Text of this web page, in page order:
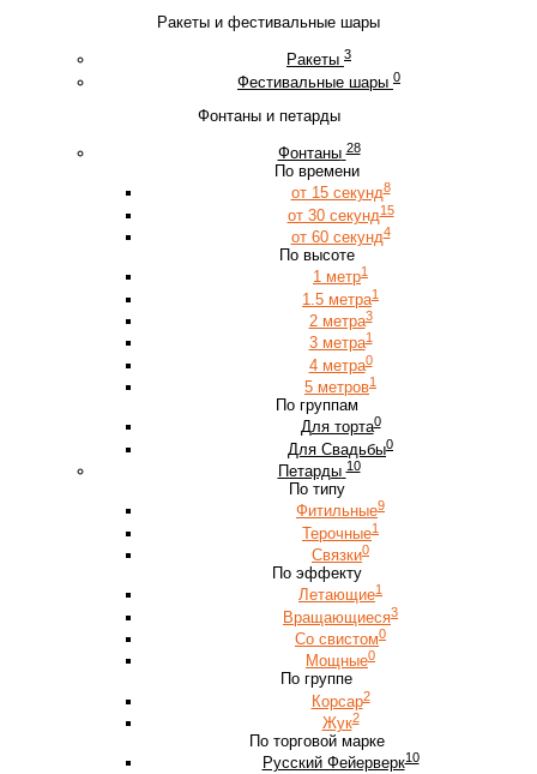
Ракеты и фестивальные шары
Ракеты 3
Фестивальные шары 0
Фонтаны и петарды
Фонтаны 28
По времени
от 15 секунд8
от 30 секунд15
от 60 секунд4
По высоте
1 метр1
1.5 метра1
2 метра3
3 метра1
4 метра0
5 метров1
По группам
Для торта0
Для Свадьбы0
Петарды 10
По типу
Фитильные9
Терочные1
Связки0
По эффекту
Летающие1
Вращающиеся3
Со свистом0
Мощные0
По группе
Корсар2
Жук2
По торговой марке
Русский Фейерверк10